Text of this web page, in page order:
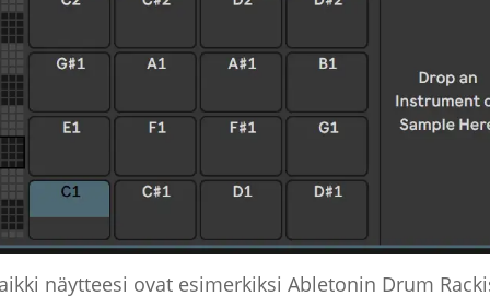
näytteesi ovat esimerkiksi Abletonin Drum